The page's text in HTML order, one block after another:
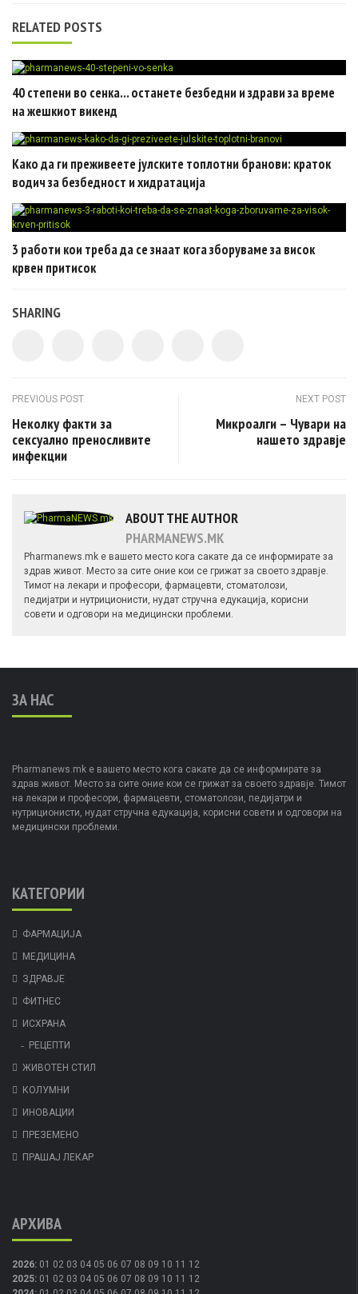
RELATED POSTS
40 степени во сенка… останете безбедни и здрави за време
на жешкиот викенд
Како да ги преживеете јулските топлотни бранови: краток
водич за безбедност и хидратација
3 работи кои треба да се знаат кога зборуваме за висок
крвен притисок
SHARING
Post navigation
PREVIOUS POST
Неколку факти за
сексуално преносливите
инфекции
NEXT POST
Микроалги – Чувари на
нашето здравје
ABOUT THE AUTHOR
PHARMANEWS.MK
Pharmanews.mk е вашето место кога сакате да се информирате за
здрав живот. Место за сите оние кои се грижат за своето здравје.
Тимот на лекари и професори, фармацевти, стоматолози,
педијатри и нутриционисти, нудат стручна едукација, корисни
совети и одговори на медицински проблеми.
ЗА НАС
Pharmanews.mk е вашето место кога сакате да се информирате за
здрав живот. Место за сите оние кои се грижат за своето здравје. Тимот
на лекари и професори, фармацевти, стоматолози, педијатри и
нутриционисти, нудат стручна едукација, корисни совети и одговори на
медицински проблеми.
КАТЕГОРИИ
ФАРМАЦИЈА
МЕДИЦИНА
ЗДРАВЈЕ
ФИТНЕС
ИСХРАНА
РЕЦЕПТИ
ЖИВОТЕН СТИЛ
КОЛУМНИ
ИНОВАЦИИ
ПРЕЗЕМЕНО
ПРАШАЈ ЛЕКАР
АРХИВА
2026: 01 02 03 04 05 06 07 08 09 10 11 12
2025: 01 02 03 04 05 06 07 08 09 10 11 12